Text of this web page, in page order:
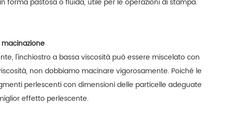
forma pastosa o fluida, utile per le operazioni di stampa.
l'inchiostro a bassa viscosità può essere miscelato con
non dobbiamo macinare vigorosamente. Poiché le
perlescenti con dimensioni delle particelle adeguate
effetto perlescente.